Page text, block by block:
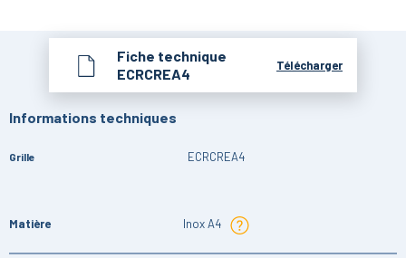
Fiche technique
ECRCREA4
Télécharger
Informations techniques
Grille ECRCREA4
Matière Inox A4